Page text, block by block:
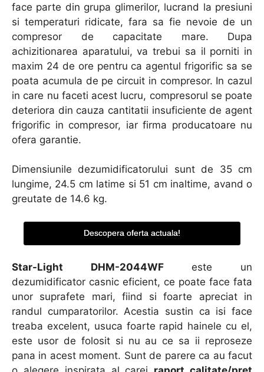
face parte din grupa glimerilor, lucrand la presiuni
si temperaturi ridicate, fara sa fie nevoie de un
compresor de capacitate mare. Dupa
achizitionarea aparatului, va trebui sa il porniti in
maxim 24 de ore pentru ca agentul frigorific sa se
poata acumula de pe circuit in compresor. In cazul
in care nu faceti acest lucru, compresorul se poate
deteriora din cauza cantitatii insuficiente de agent
frigorific in compresor, iar firma producatoare nu
ofera garantie.
Dimensiunile dezumidificatorului sunt de 35 cm
lungime, 24.5 cm latime si 51 cm inaltime, avand o
greutate de 14.6 kg.
Descopera oferta actuala!
Star-Light DHM-2044WF este un
dezumidificator casnic eficient, ce poate face fata
unor suprafete mari, fiind si foarte apreciat in
randul cumparatorilor. Acestia sustin ca isi face
treaba excelent, usuca foarte rapid hainele cu el,
este usor de folosit si nu au ce sa ii reproseze
pana in acest moment. Sunt de parere ca au facut